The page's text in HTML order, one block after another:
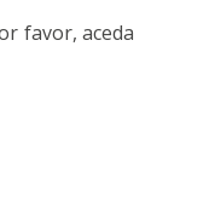
favor, aceda